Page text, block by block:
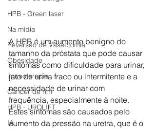
HPB - Green laser
Na mídia
Reversão de Vasectomia
Obesidade
imunoterapia
Câncer de rim
HPB - UROLIFT
IA
A HPB é um aumento benigno do
tamanho da próstata que pode causar
sintomas como dificuldade para urinar,
jato de urina fraco ou intermitente e a
necessidade de urinar com
frequência, especialmente à noite.
Estes sintomas são causados ​​pelo
aumento da pressão na uretra, que é o